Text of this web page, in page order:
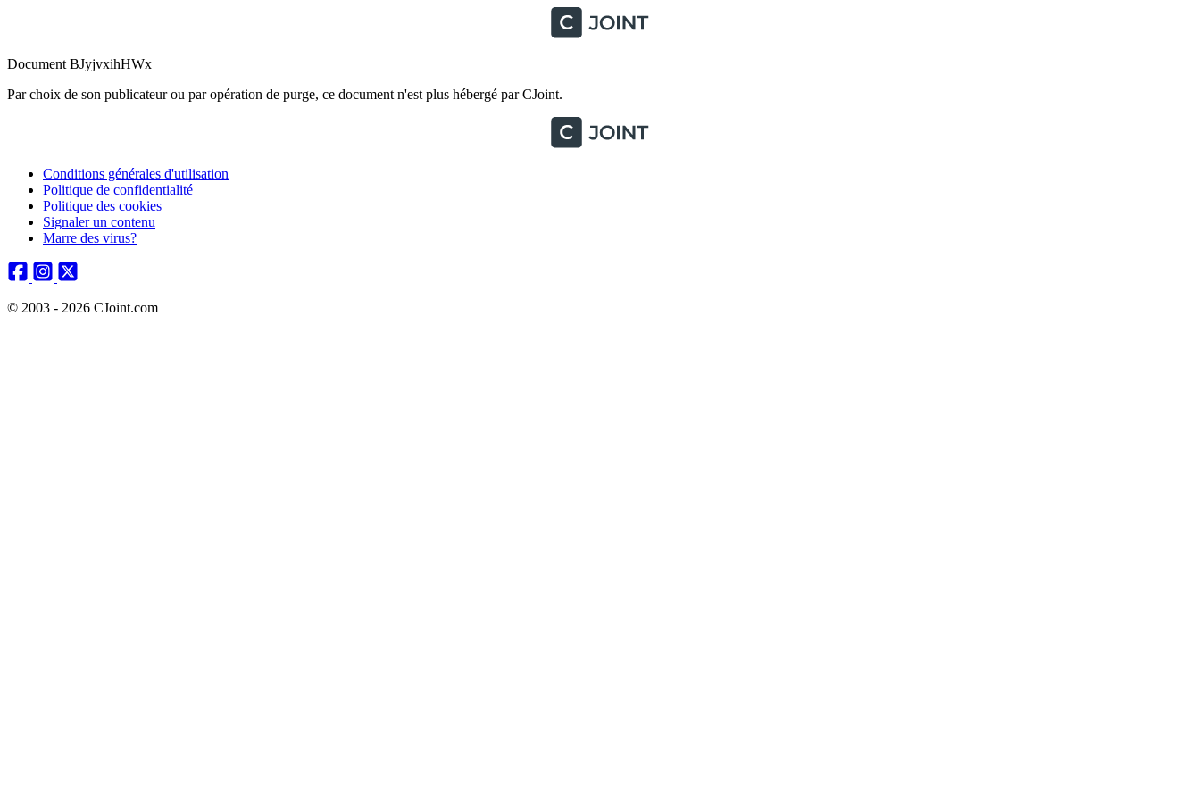
Document BJyjvxihHWx
Par choix de son publicateur ou par opération de purge, ce document n'est plus hébergé par CJoint.
Conditions générales d'utilisation
Politique de confidentialité
Politique des cookies
Signaler un contenu
Marre des virus?
© 2003 - 2026 CJoint.com